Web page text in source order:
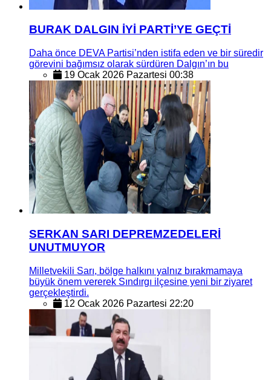
BURAK DALGIN İYİ PARTİ’YE GEÇTİ
Daha önce DEVA Partisi’nden istifa eden ve bir süredir
görevini bağımsız olarak sürdüren Dalgın’ın bu
19 Ocak 2026 Pazartesi 00:38
SERKAN SARI DEPREMZEDELERİ
UNUTMUYOR
Milletvekili Sarı, bölge halkını yalnız bırakmamaya
büyük önem vererek Sındırgı ilçesine yeni bir ziyaret
gerçekleştirdi.
12 Ocak 2026 Pazartesi 22:20